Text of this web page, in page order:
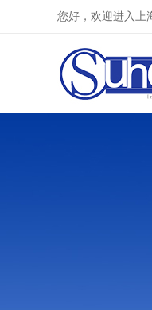
您好，欢迎进入上